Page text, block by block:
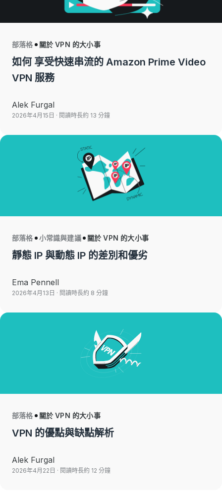
部落格 關於 VPN 的大小事
如何 享受快速串流的 Amazon Prime Video
VPN 服務
Alek Furgal
2026年4月15日 · 閱讀時長約 13 分鐘
部落格 小常識與建議 關於 VPN 的大小事
靜態 IP 與動態 IP 的差別和優劣
Ema Pennell
2026年4月13日 · 閱讀時長約 8 分鐘
部落格 關於 VPN 的大小事
VPN 的優點與缺點解析
Alek Furgal
2026年4月22日 · 閱讀時長約 12 分鐘